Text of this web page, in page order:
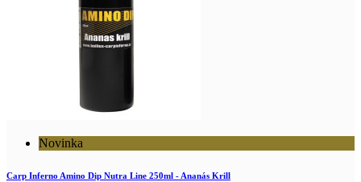
Novinka
Carp Inferno Amino Dip Nutra Line 250ml - Ananás Krill